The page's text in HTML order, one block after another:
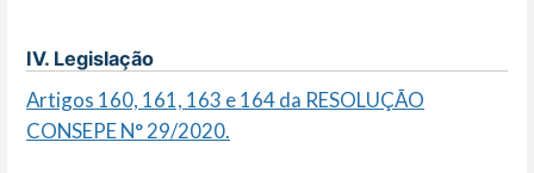
IV. Legislação
Artigos 160, 161, 163 e 164 da RESOLUÇÃO
CONSEPE N° 29/2020.